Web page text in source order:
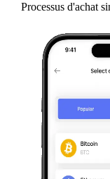
Processus d'achat